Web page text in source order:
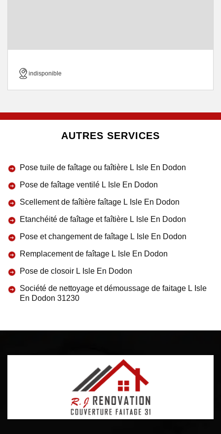
indisponible
AUTRES SERVICES
Pose tuile de faîtage ou faîtière L Isle En Dodon
Pose de faîtage ventilé L Isle En Dodon
Scellement de faîtière faîtage L Isle En Dodon
Etanchéité de faîtage et faîtière L Isle En Dodon
Pose et changement de faîtage L Isle En Dodon
Remplacement de faîtage L Isle En Dodon
Pose de closoir L Isle En Dodon
Société de nettoyage et démoussage de faitage L Isle
En Dodon 31230